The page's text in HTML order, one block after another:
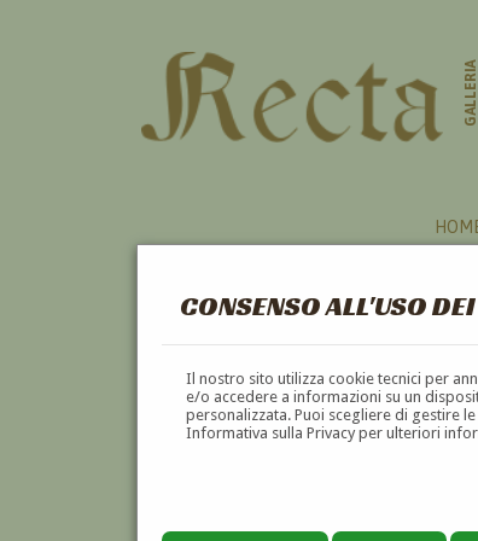
CONSENSO ALL'USO
Il nostro sito utilizza cookie tecnici per
e/o accedere a informazioni su un
personalizzata. Puoi scegliere di gestire
Informativa sulla Privacy per ulteriori
TORINO
A B C D